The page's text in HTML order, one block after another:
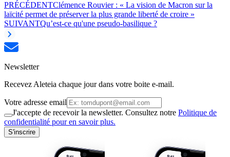
PRÉCÉDENTClémence Rouvier : « La vision de Macron sur la
laïcité permet de préserver la plus grande liberté de croire »
SUIVANTQu’est-ce qu'une pseudo-basilique ?
Newsletter
Recevez Aleteia chaque jour dans votre boite e-mail.
Votre adresse email
J'accepte de recevoir la newsletter. Consultez notre Politique de
confidentialité pour en savoir plus.
S'inscrire